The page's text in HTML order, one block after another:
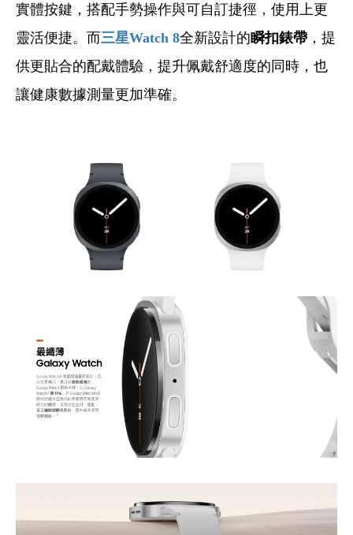
實體按鍵，搭配手勢操作與可自訂捷徑，使用上更
靈活便捷。而三星Watch 8全新設計的瞬扣錶帶 ，提
供更貼合的配戴體驗，提升佩戴舒適度的同時，也
讓健康數據測量更加準確。